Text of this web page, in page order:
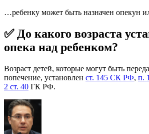
…ребенку может быть назначен опекун
✅ До какого возраста
опека над ребенком?
Возраст детей, которые могут быть
попечение, установлен ст. 145 СК РФ, п.
2 ст. 40 ГК РФ.